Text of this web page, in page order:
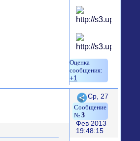
+1
Поделиться
3
Ср, 27
Фев 2013
19:48:15